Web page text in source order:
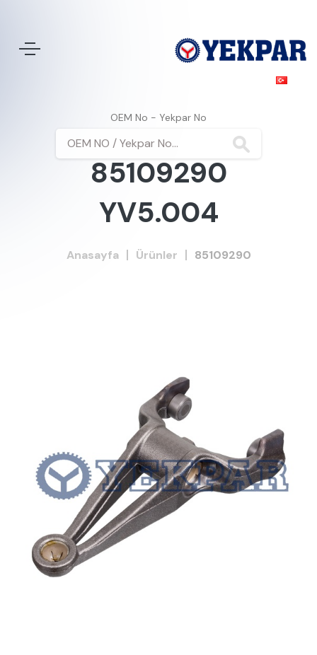
OEM No - Yekpar No
85109290
YV5.004
Anasayfa Ürünler 85109290